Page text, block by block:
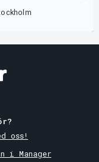
oss!
i Manager